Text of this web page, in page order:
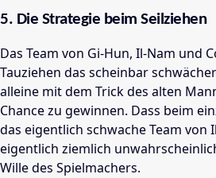
5. Die Strategie beim Seilziehen
Das Team von Gi-Hun, Il-Nam und
Tauziehen das scheinbar
alleine mit dem Trick des alten
Chance zu gewinnen. Dass beim
das eigentlich schwache Team von
eigentlich ziemlich
Wille des Spielmachers.